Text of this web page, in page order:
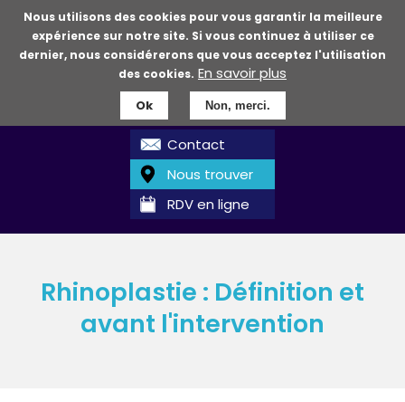
Nous utilisons des cookies pour vous garantir la meilleure
expérience sur notre site. Si vous continuez à utiliser ce
dernier, nous considérerons que vous acceptez l'utilisation
des cookies. En savoir plus
Ok Non, merci.
Aller
au
contenu
principal
Contact
Nous trouver
RDV en ligne
Rhinoplastie : Définition et
avant l'intervention